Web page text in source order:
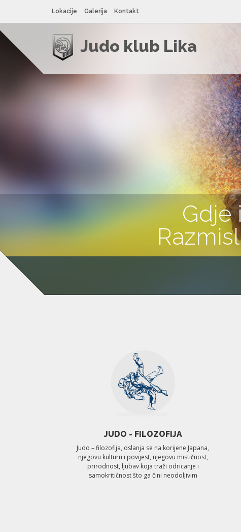
Lokacije Galerija Kontakt
Judo klub Lika
Gdje
JUDO - FILOZOFIJA
Judo – filozofija, oslanja se na korijene Japana,
njegovu kulturu i povijest, njegovu mističnost,
prirodnost, ljubav koja traži odricanje i
samokritičnost što ga čini neodoljivim